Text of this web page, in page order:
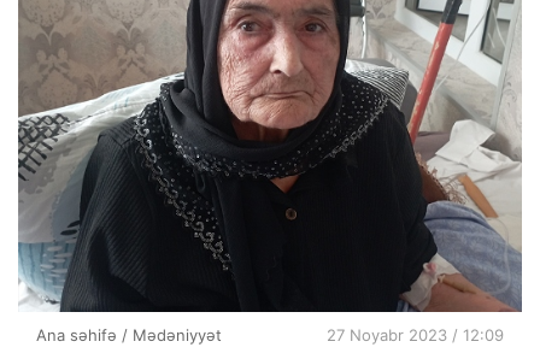
Ana səhifə / Mədəniyyət 27 Noyabr 2023 / 12:09